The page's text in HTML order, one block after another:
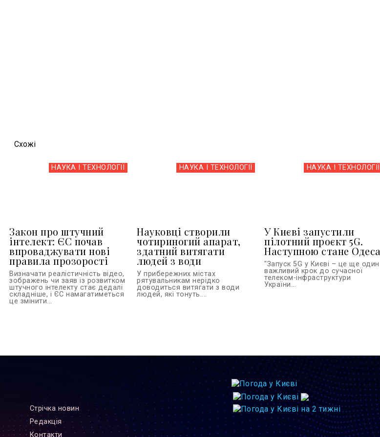
Схожi
НАУКА І ТЕХНОЛОГІЇ
Закон про штучний
інтелект: ЄС почав
впроваджувати нові
правила прозорості
Визначати реалістичність відео,
зображень чи заяв із розвитком
штучного інтелекту стає дедалі
складніше, і ЄС намагатиметься
це змінити...
НАУКА І ТЕХНОЛОГІЇ
Науковці створили
чотириногий апарат,
здатний витягати
людей з води
У прибережних містах
рятувальникам нерідко
доводиться витягати з води
людей, які тонуть....
НАУКА І ТЕХНОЛОГІЇ
У Києві запустили
пілотний проєкт 5G.
Наступною стане Одеса
"Запуск 5G у Києві – це ще один
важливий крок до сучасної
телеком-інфраструктури
України...
Стрiчка новин
Редакцiя
Контакти